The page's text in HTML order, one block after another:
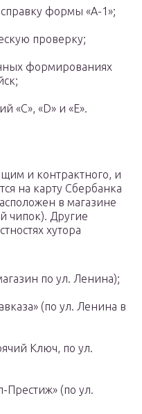
формы «А-1»;
проверку;
формированиях
«С», «D» и «Е».
и контрактного, и
на карту Сбербанка
в магазине
чипок). Другие
хутора
по ул. Ленина);
(по ул. Ленина в
Ключ, по ул.
Престиж» (по ул.